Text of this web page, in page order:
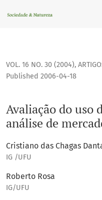
Avaliação do uso do
VOL. 16 NO. 30 (2004),
Avaliação do uso
análise de
Published 2006-04-18
Cristiano das Chagas
IG /UFU
Roberto Rosa
IG/UFU